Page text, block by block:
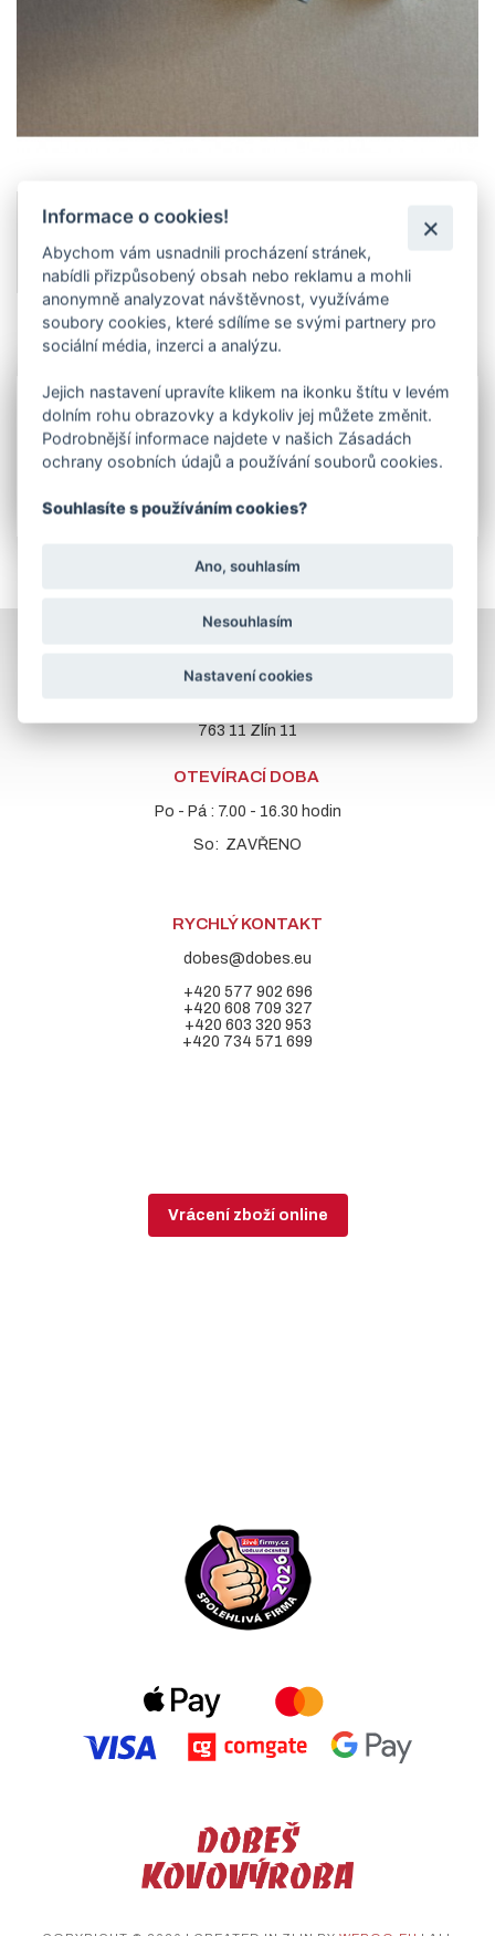
Panty slouží k uchycení křídla brány, nebo branky ke
sloupku. Standardně dodáváme panty M12 délka 110
mm.
763 11 Zlín 11
OTEVÍRACÍ DOBA
Po - Pá : 7.00 - 16.30 hodin
So: ZAVŘENO
RYCHLÝ KONTAKT
dobes@dobes.eu
+420 577 902 696
+420 608 709 327
+420 603 320 953
+420 734 571 699
Vrácení zboží online
Informace o cookies!
Abychom vám usnadnili procházení stránek,
nabídli přizpůsobený obsah nebo reklamu a mohli
anonymně analyzovat návštěvnost, využíváme
soubory cookies, které sdílíme se svými partnery pro
sociální média, inzerci a analýzu.
Jejich nastavení upravíte klikem na ikonku štítu v levém
dolním rohu obrazovky a kdykoliv jej můžete změnit.
Podrobnější informace najdete v našich Zásadách
ochrany osobních údajů a používání souborů cookies.
Souhlasíte s používáním cookies?
Ano, souhlasím
Nesouhlasím
Nastavení cookies